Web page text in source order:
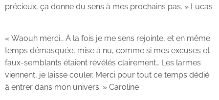
précieux, ça donne du sens à mes prochains pas. » Lucas
« Waouh merci… À la fois je me sens rejointe, et en même
temps démasquée, mise à nu, comme si mes excuses et
faux-semblants étaient révélés clairement… Les larmes
viennent, je laisse couler. Merci pour tout ce temps dédié
à entrer dans mon univers. » Caroline